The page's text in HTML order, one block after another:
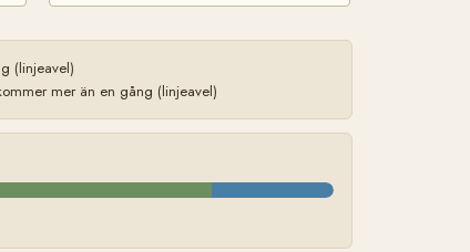
(linjeavel)
mer än en gång (linjeavel)